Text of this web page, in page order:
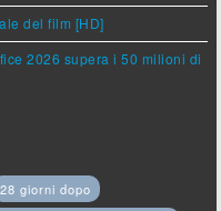
del film [HD]
2026 supera i 50 milioni di
28 giorni dopo